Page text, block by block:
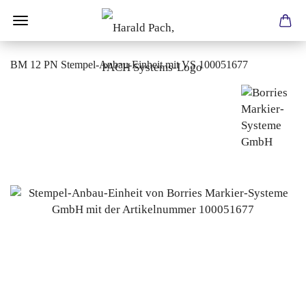
BM 12 PN Stempel-Anbau-Einheit mit VS 100051677